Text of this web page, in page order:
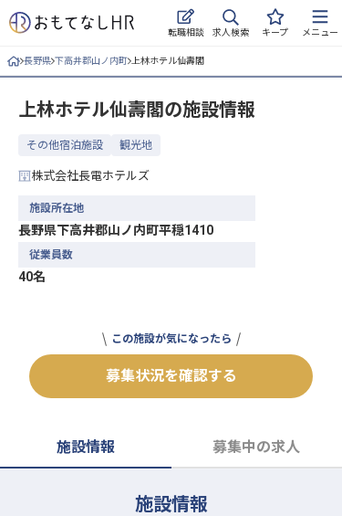
転職相談 求人検索 キープ メニュー
ログイン
求人・施設を探す
キープした求人
おもてなしHRについて
長野県 下高井郡山ノ内町 上林ホテル仙壽閣
上林ホテル仙壽閣の施設情報
その他宿泊施設 観光地
株式会社長電ホテルズ
施設所在地
長野県下高井郡山ノ内町平穏1410
従業員数
40名
この施設が気になったら
募集状況を確認する
施設情報 募集中の求人
施設情報